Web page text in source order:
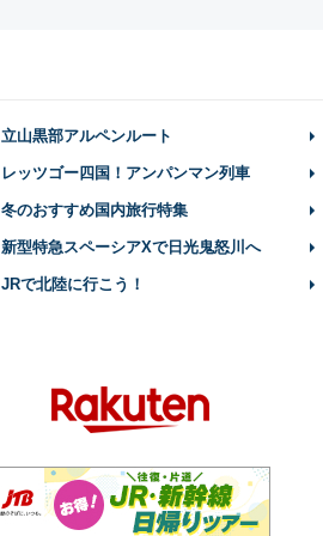
立山黒部アルペンルート
レッツゴー四国！アンパンマン列車
冬のおすすめ国内旅行特集
新型特急スペーシアXで日光鬼怒川へ
JRで北陸に行こう！